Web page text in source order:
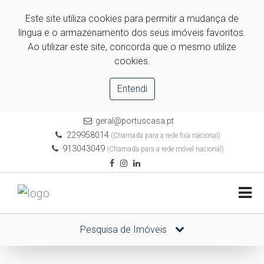
Este site utiliza cookies para permitir a mudança de
língua e o armazenamento dos seus imóveis favoritos.
Ao utilizar este site, concorda que o mesmo utilize
cookies.
Entendi
geral@portuscasa.pt
229958014(Chamada para a rede fixa nacional)
913043049 (Chamada para a rede móvel nacional)
Pesquisa de Imóveis